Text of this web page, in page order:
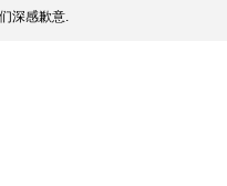
深感歉意.